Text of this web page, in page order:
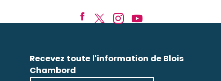
Recevez toute l'information de Blois
Chambord